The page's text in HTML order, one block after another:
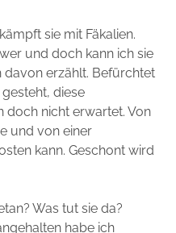
sie mit Fäkalien.
und doch kann ich sie
davon erzählt. Befürchtet
diese
doch nicht erwartet. Von
und von einer
kann. Geschont wird
Was tut sie da?
habe ich